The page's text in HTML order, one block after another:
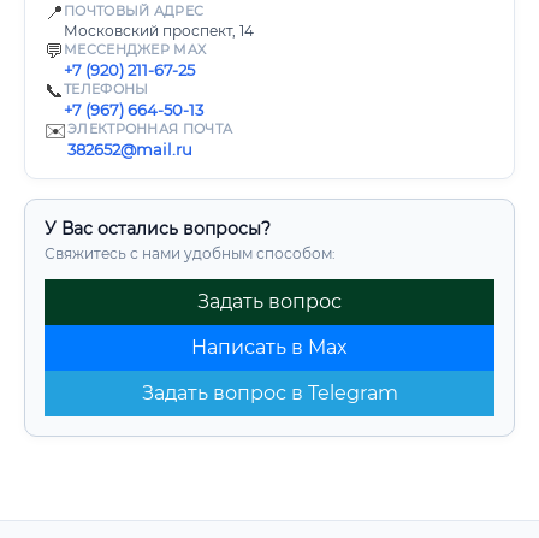
📍 ПОЧТОВЫЙ АДРЕС
Московский проспект, 14
💬 МЕССЕНДЖЕР MAX
+7 (920) 211-67-25
📞ТЕЛЕФОНЫ
+7 (967) 664-50-13
✉️ЭЛЕКТРОННАЯ ПОЧТА
382652@mail.ru
У Вас остались вопросы?
Свяжитесь с нами удобным способом:
Задать вопрос
Написать в Max
Задать вопрос в Telegram